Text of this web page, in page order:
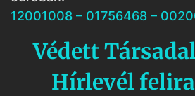
12001008 – 01756468 –
Védett
Hírlevél